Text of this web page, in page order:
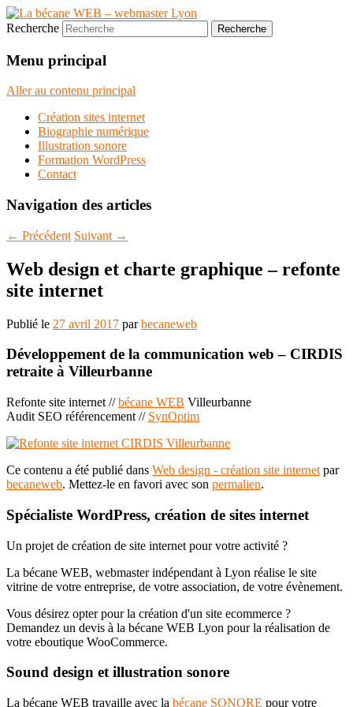
Recherche
Menu principal
Aller au contenu principal
Création sites internet
Biographie numérique
Illustration sonore
Formation WordPress
Contact
Navigation des articles
← Précédent Suivant →
Web design et charte graphique – refonte
site internet
Publié le 27 avril 2017 parbecaneweb
Développement de la communication web – CIRDIS
retraite à Villeurbanne
Refonte site internet //bécane WEB Villeurbanne
Audit SEO référencement // SynOptim
Ce contenu a été publié dans Web design - création site internet par
becaneweb. Mettez-le en favori avec son permalien.
Spécialiste WordPress, création de sites internet
Un projet de création de site internet pour votre activité ?
La bécane WEB, webmaster indépendant à Lyon réalise le site
vitrine de votre entreprise, de votre association, de votre évènement.
Vous désirez opter pour la création d'un site ecommerce ?
Demandez un devis à la bécane WEB Lyon pour la réalisation de
votre eboutique WooCommerce.
Sound design et illustration sonore
La bécane WEB travaille avec la bécane SONORE pour votre